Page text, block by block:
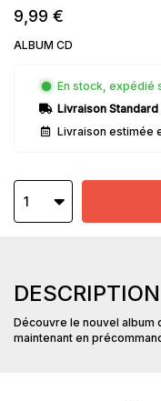
9,99 €
ALBUM CD
En stock, expédié
Livraison Standard
Livraison estimée
1
DESCRIPTION
Découvre le nouvel album
maintenant en